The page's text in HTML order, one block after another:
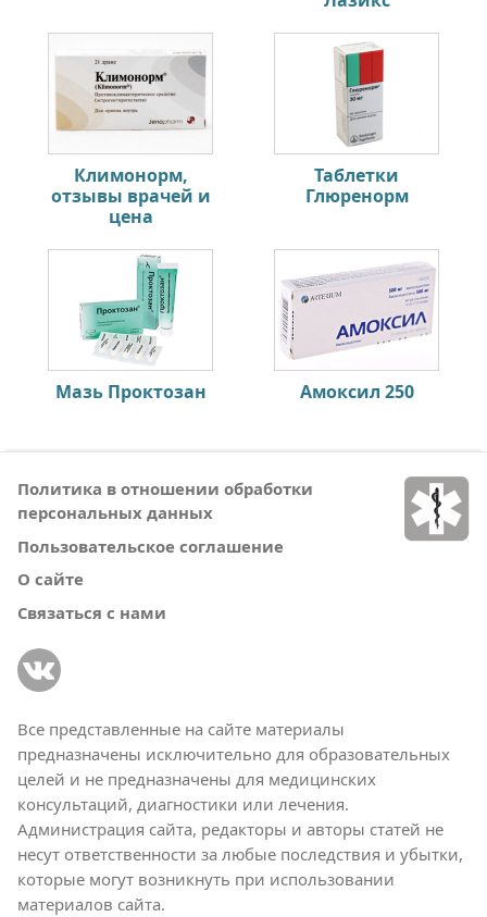
Климонорм,
отзывы врачей и
цена
Таблетки
Глюренорм
Мазь Проктозан Амоксил 250
Политика в отношении обработки
персональных данных
Пользовательское соглашение
О сайте
Связаться с нами
Все представленные на сайте материалы
предназначены исключительно для образовательных
целей и не предназначены для медицинских
консультаций, диагностики или лечения.
Администрация сайта, редакторы и авторы статей не
несут ответственности за любые последствия и убытки,
которые могут возникнуть при использовании
материалов сайта.